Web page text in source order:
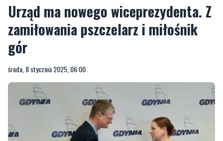
Urząd ma nowego wiceprezydenta. Z
zamiłowania pszczelarz i miłośnik
gór
środa, 8 stycznia 2025, 06:00